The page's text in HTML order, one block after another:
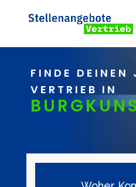
FINDE DEINEN
VERTRIEB IN